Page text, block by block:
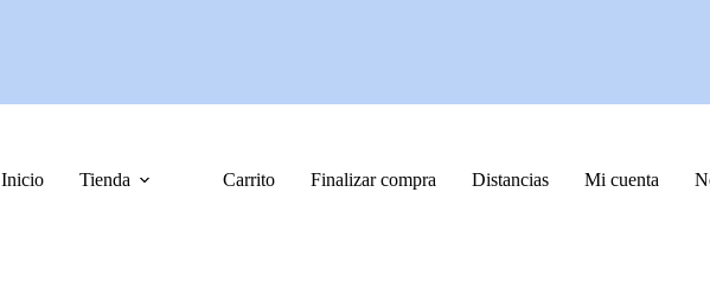
Inicio Tienda Carrito Finalizar compra Distancias Mi cuenta